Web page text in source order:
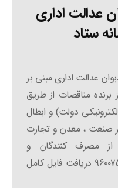
عدالت اداری
ستاد
شماره ۵۰۴ مورخ۲۱/۰۳/۱۳۹۸ دیوان عدالت اداری مبنی بر
برنده مناقصات از طریق
دولت) و ابطال
صنعت ، معدن و تجارت
از مصرف کنندگان و
تولیدکنندگان شماره: ۹/۴/۱۳۹۸ ۹۶۰۰۷۵۴ دریافت فایل کامل